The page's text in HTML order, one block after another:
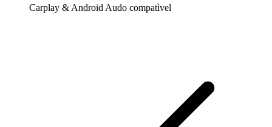
Carplay & Android Audo compatìvel